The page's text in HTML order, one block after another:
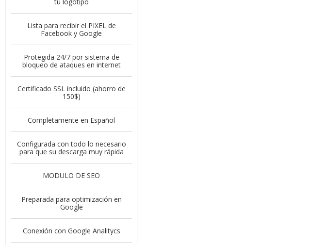
Lista para recibir el PIXEL de
Facebook y Google
Protegida 24/7 por sistema de
bloqueo de ataques en internet
Certificado SSL incluido (ahorro de
150$)
Completamente en Español
Configurada con todo lo necesario
para que su descarga muy rápida
MODULO DE SEO
Preparada para optimización en
Google
Conexión con Google Analitycs